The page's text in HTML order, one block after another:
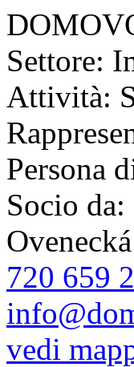
Settore:
Attività:
Persona
Socio da:
720 659
vedi